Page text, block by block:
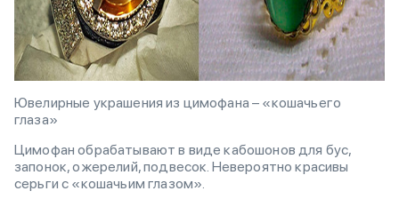
Ювелирные украшения из цимофана – «кошачьего
глаза»
Цимофан обрабатывают в виде кабошонов для бус,
запонок, ожерелий, подвесок. Невероятно красивы
серьги с «кошачьим глазом».